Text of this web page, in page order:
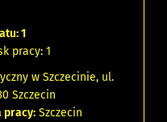
1
pracy: 1
w Szczecinie, ul.
Szczecin
pracy: Szczecin